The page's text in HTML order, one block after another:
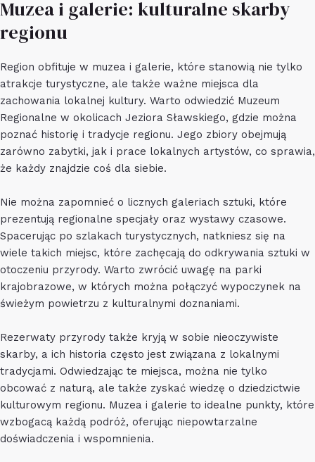
Muzea i galerie: kulturalne skarby
regionu
Region obfituje w muzea i galerie, które stanowią nie tylko
atrakcje turystyczne, ale także ważne miejsca dla
zachowania lokalnej kultury. Warto odwiedzić Muzeum
Regionalne w okolicach Jeziora Sławskiego, gdzie można
poznać historię i tradycje regionu. Jego zbiory obejmują
zarówno zabytki, jak i prace lokalnych artystów, co sprawia,
że każdy znajdzie coś dla siebie.
Nie można zapomnieć o licznych galeriach sztuki, które
prezentują regionalne specjały oraz wystawy czasowe.
Spacerując po szlakach turystycznych, natkniesz się na
wiele takich miejsc, które zachęcają do odkrywania sztuki w
otoczeniu przyrody. Warto zwrócić uwagę na parki
krajobrazowe, w których można połączyć wypoczynek na
świeżym powietrzu z kulturalnymi doznaniami.
Rezerwaty przyrody także kryją w sobie nieoczywiste
skarby, a ich historia często jest związana z lokalnymi
tradycjami. Odwiedzając te miejsca, można nie tylko
obcować z naturą, ale także zyskać wiedzę o dziedzictwie
kulturowym regionu. Muzea i galerie to idealne punkty, które
wzbogacą każdą podróż, oferując niepowtarzalne
doświadczenia i wspomnienia.